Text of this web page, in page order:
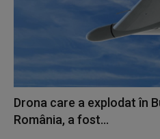
Drona care a explodat în
România, a fost...